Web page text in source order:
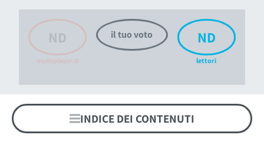
ND
multiplayer.it
il tuo voto ND
lettori
INDICE DEI CONTENUTI